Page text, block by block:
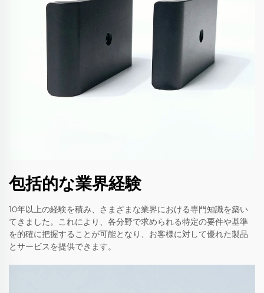
包括的な業界経験
10年以上の経験を積み、さまざまな業界における専門知識を築い
てきました。これにより、各分野で求められる特定の要件や基準
を的確に把握することが可能となり、お客様に対して優れた製品
とサービスを提供できます。